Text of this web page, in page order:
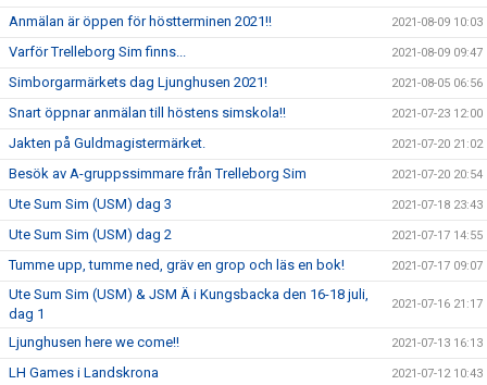
Anmälan är öppen för höstterminen 2021!! 2021-08-09 10:03
Varför Trelleborg Sim finns... 2021-08-09 09:47
Simborgarmärkets dag Ljunghusen 2021! 2021-08-05 06:56
Snart öppnar anmälan till höstens simskola!! 2021-07-23 12:00
Jakten på Guldmagistermärket. 2021-07-20 21:02
Besök av A-gruppssimmare från Trelleborg Sim 2021-07-20 20:54
Ute Sum Sim (USM) dag 3 2021-07-18 23:43
Ute Sum Sim (USM) dag 2 2021-07-17 14:55
Tumme upp, tumme ned, gräv en grop och läs en bok! 2021-07-17 09:07
Ute Sum Sim (USM) & JSM Ä i Kungsbacka den 16-18 juli,
dag 1
2021-07-16 21:17
Ljunghusen here we come!! 2021-07-13 16:13
LH Games i Landskrona 2021-07-12 10:43